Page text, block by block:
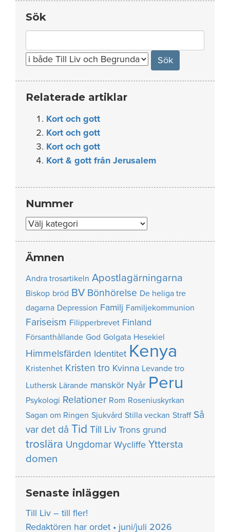
Sök
for:
Relaterade artiklar
Kort och gott
Kort och gott
Kort och gott
Kort & gott från Jerusalem
Nummer
Nummer
Ämnen
Andra trosartikeln Apostlagärningarna
Biskop bröd BV Bönhörelse De heliga tre
dagarna Depression Familj Familjekommunion
Fariseism Filipperbrevet Finland
Försanthållande God Golgata Hesekiel
Himmelsfärden Identitet Kenya
Kristenhet Kristen tro Kvinna Levande tro
Luthersk Lärande manskör Nyår Peru
Psykologi Relationer Rom Roseniuskyrkan
Sagan om Ringen Sjukvård Stilla veckan Straff Så
var det då Tid Till Liv Trons grund
troslära Ungdomar Wycliffe Yttersta
domen
Senaste inläggen
Till Liv – till fler!
Redaktören har ordet • juni/juli 2026